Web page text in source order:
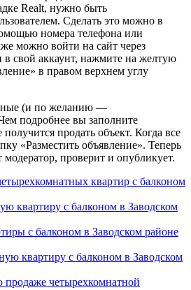
Realt, нужно быть
Сделать это можно в
номера телефона или
можно войти на сайт через
в свой аккаунт, нажмите на желтую
в правом верхнем углу
(и по желанию —
подробнее вы заполните
продать объект. Когда все
«Разместить объявление». Теперь
проверит и опубликует.
квартир с балконом
квартиру с балконом в Заводском
с балконом в Заводском районе
квартиру с балконом в Заводском
продаже четырехкомнатной